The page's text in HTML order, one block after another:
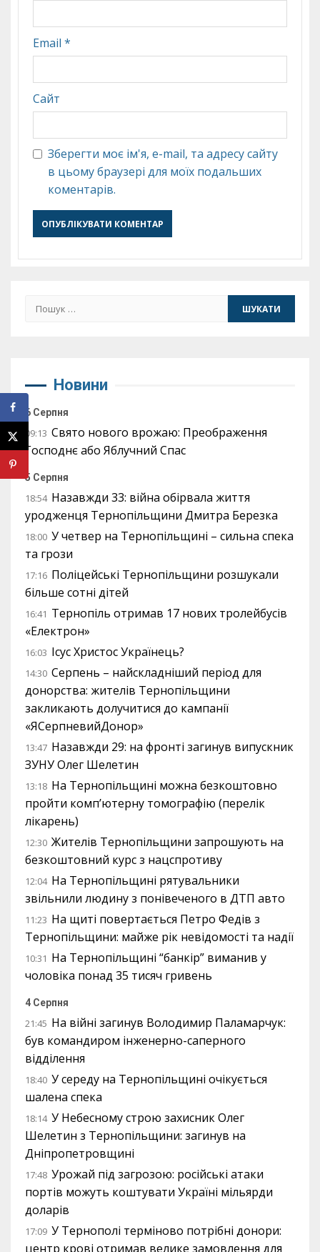
Email *
Сайт
Зберегти моє ім'я, e-mail, та адресу сайту
в цьому браузері для моїх подальших
коментарів.
Пошук:
Новини
6 Серпня
09:13 Свято нового врожаю: Преображення
Господнє або Яблучний Спас
5 Серпня
18:54 Назавжди 33: війна обірвала життя
уродженця Тернопільщини Дмитра Березка
18:00 У четвер на Тернопільщині – сильна спека
та грози
17:16 Поліцейські Тернопільщини розшукали
більше сотні дітей
16:41 Тернопіль отримав 17 нових тролейбусів
«Електрон»
16:03 Ісус Христос Українець?
14:30 Серпень – найскладніший період для
донорства: жителів Тернопільщини
закликають долучитися до кампанії
«ЯСерпневийДонор»
13:47 Назавжди 29: на фронті загинув випускник
ЗУНУ Олег Шелетин
13:18 На Тернопільщині можна безкоштовно
пройти комп’ютерну томографію (перелік
лікарень)
12:30 Жителів Тернопільщини запрошують на
безкоштовний курс з нацспротиву
12:04 На Тернопільщині рятувальники
звільнили людину з понівеченого в ДТП авто
11:23 На щиті повертається Петро Федів з
Тернопільщини: майже рік невідомості та надії
10:31 На Тернопільщині “банкір” виманив у
чоловіка понад 35 тисяч гривень
4 Серпня
21:45 На війні загинув Володимир Паламарчук:
був командиром інженерно-саперного
відділення
18:40 У середу на Тернопільщині очікується
шалена спека
18:14 У Небесному строю захисник Олег
Шелетин з Тернопільщини: загинув на
Дніпропетровщині
17:48 Урожай під загрозою: російські атаки
портів можуть коштувати Україні мільярди
доларів
17:09 У Тернополі терміново потрібні донори:
центр крові отримав велике замовлення для